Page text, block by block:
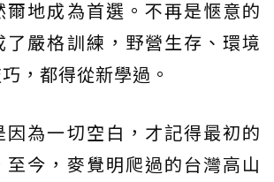
爾地成為首選。不再是愜意的
了嚴格訓練，野營生存、環境
，都得從新學過。
因為一切空白，才記得最初的
至今，麥覺明爬過的台灣高山